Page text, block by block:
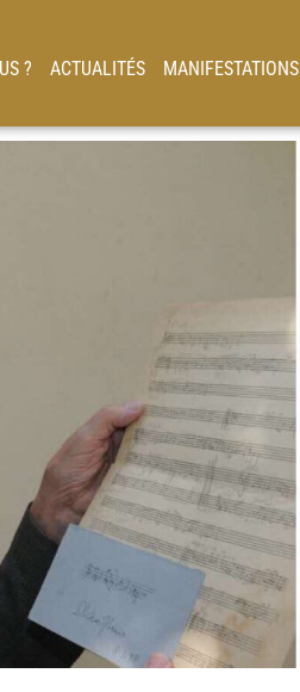
? ACTUALITÉS MANIFESTATIONS